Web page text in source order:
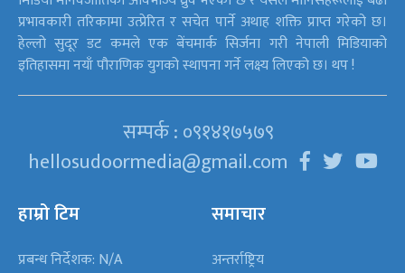
प्रभावकारी तरिकामा उत्प्रेरित र सचेत पार्ने अथाह शक्ति प्राप्त गरेको छ।
हेल्लो सुदूर डट कमले एक बेंचमार्क सिर्जना गरी नेपाली मिडियाको
इतिहासमा नयाँ पौराणिक युगको स्थापना गर्ने लक्ष्य लिएको छ। थप !
सम्पर्क : ०९१४१७५७९
hellosudoormedia@gmail.com
हाम्रो टिम
प्रबन्ध निर्देशक: N/A
समाचार
अन्तर्राष्ट्रिय